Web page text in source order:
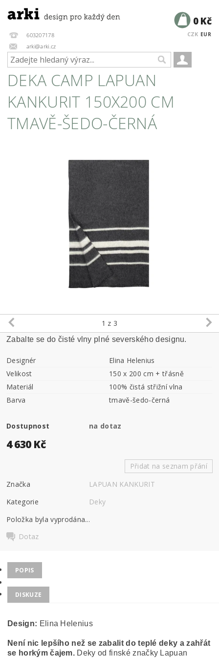
603207178
arki@arki.cz
CZK EUR
0 Kč
DEKA CAMP LAPUAN
KANKURIT 150X200 CM
TMAVĚ-ŠEDO-ČERNÁ
1 z 3
Zabalte se do čisté vlny plné severského designu.
Designér
Elina Helenius
Velikost
150 x 200 cm + třásně
Materiál
100% čistá střižní vlna
Barva
tmavě-šedo-černá
Dostupnost na dotaz
4 630 Kč
Přidat na seznam přání
Značka
LAPUAN KANKURIT
Kategorie
Deky
Položka byla vyprodána...
Dotaz
POPIS
DISKUZE
Design: Elina Helenius
Není nic lepšího než se zabalit do teplé deky a zahřát
se horkým čajem. Deky od finské značky Lapuan